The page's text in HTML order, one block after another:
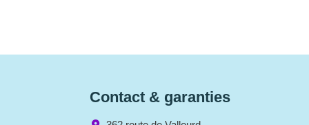
Contact & garanties